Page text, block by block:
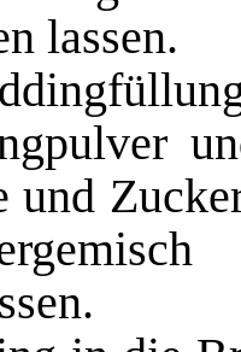
lassen.
und